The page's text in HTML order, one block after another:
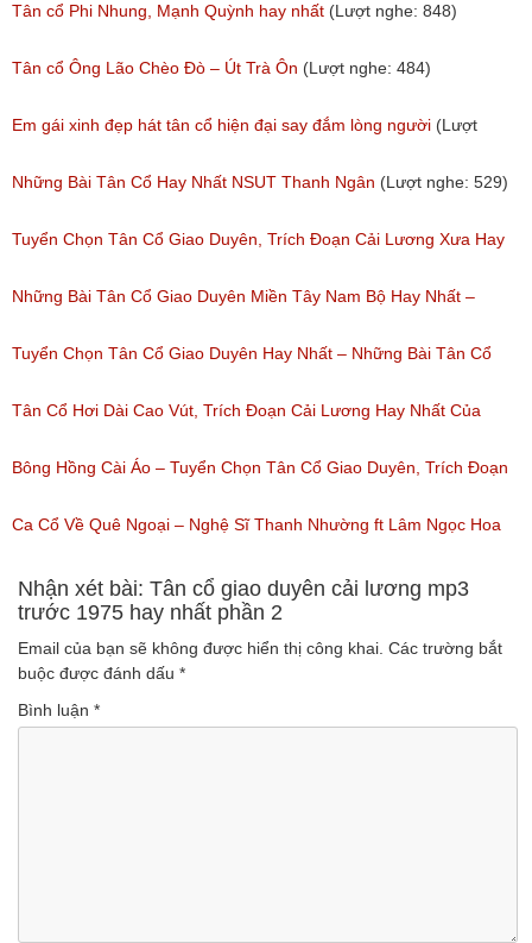
Tân cổ Phi Nhung, Mạnh Quỳnh hay nhất (Lượt nghe: 848)
Tân cổ Ông Lão Chèo Đò – Út Trà Ôn (Lượt nghe: 484)
Em gái xinh đẹp hát tân cổ hiện đại say đắm lòng người (Lượt
nghe: 276)
Những Bài Tân Cổ Hay Nhất NSUT Thanh Ngân (Lượt nghe: 529)
Tuyển Chọn Tân Cổ Giao Duyên, Trích Đoạn Cải Lương Xưa Hay
Nhất Được Nghe Nhiều Nhất Trước 1975
(Lượt nghe: 472)
Những Bài Tân Cổ Giao Duyên Miền Tây Nam Bộ Hay Nhất –
Tuyển Tập Tân Cổ Cải Lương Đặc Sắc
(Lượt nghe: 319)
Tuyển Chọn Tân Cổ Giao Duyên Hay Nhất – Những Bài Tân Cổ
Cải Lương Hay Nhất
(Lượt nghe: 216)
Tân Cổ Hơi Dài Cao Vút, Trích Đoạn Cải Lương Hay Nhất Của
Nhiều Nghệ Sĩ Hơi Dài Nghe Nhiều Nhất
(Lượt nghe: 208)
Bông Hồng Cài Áo – Tuyển Chọn Tân Cổ Giao Duyên, Trích Đoạn
Cải Lương Hay Dễ Nghe Mà Cũng Dễ Ngủ
(Lượt nghe: 234)
Ca Cổ Về Quê Ngoại – Nghệ Sĩ Thanh Nhường ft Lâm Ngọc Hoa
(Lượt nghe: 994)
Nhận xét bài: Tân cổ giao duyên cải lương mp3
trước 1975 hay nhất phần 2
Email của bạn sẽ không được hiển thị công khai. Các trường bắt
buộc được đánh dấu *
Bình luận *